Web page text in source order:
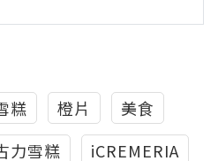
糕 橙片
美食
力雪糕
iCREMERIA